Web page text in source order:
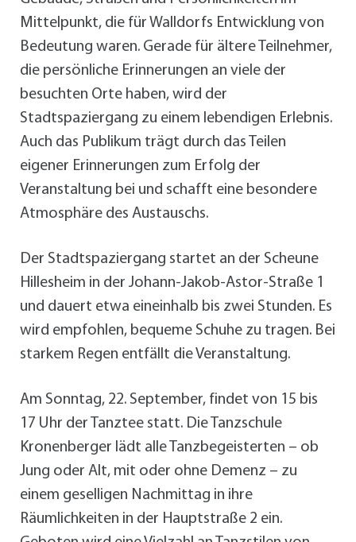
Mittelpunkt, die für Walldorfs Entwicklung von
Bedeutung waren. Gerade für ältere Teilnehmer,
die persönliche Erinnerungen an viele der
besuchten Orte haben, wird der
Stadtspaziergang zu einem lebendigen Erlebnis.
Auch das Publikum trägt durch das Teilen
eigener Erinnerungen zum Erfolg der
Veranstaltung bei und schafft eine besondere
Atmosphäre des Austauschs.
Der Stadtspaziergang startet an der Scheune
Hillesheim in der Johann-Jakob-Astor-Straße 1
und dauert etwa eineinhalb bis zwei Stunden. Es
wird empfohlen, bequeme Schuhe zu tragen. Bei
starkem Regen entfällt die Veranstaltung.
Am Sonntag, 22. September, findet von 15 bis
17 Uhr der Tanztee statt. Die Tanzschule
Kronenberger lädt alle Tanzbegeisterten – ob
Jung oder Alt, mit oder ohne Demenz – zu
einem geselligen Nachmittag in ihre
Räumlichkeiten in der Hauptstraße 2 ein.